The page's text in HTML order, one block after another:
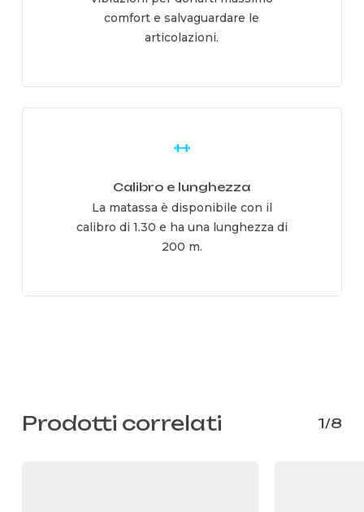
comfort e salvaguardare le
articolazioni.
Calibro e lunghezza
La matassa è disponibile con il
calibro di 1.30 e ha una lunghezza di
200 m.
Prodotti correlati 1/8